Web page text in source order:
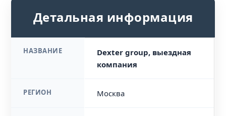
Детальная информация
НАЗВАНИЕ
Dexter group, выездная
компания
РЕГИОН Москва